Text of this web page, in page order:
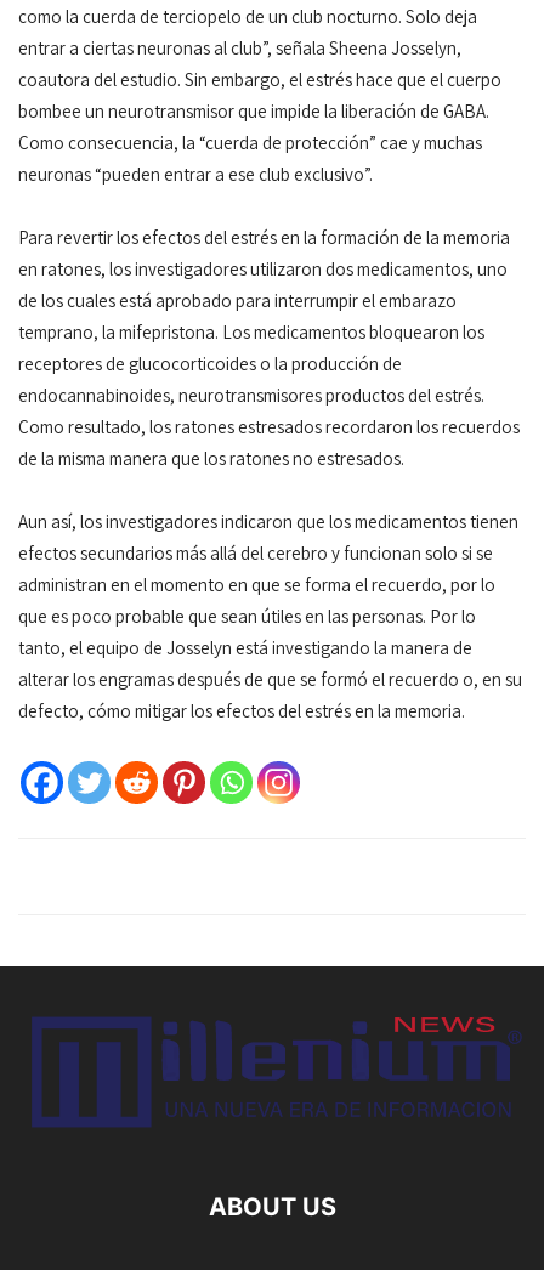
como la cuerda de terciopelo de un club nocturno. Solo deja
entrar a ciertas neuronas al club”, señala Sheena Josselyn,
coautora del estudio. Sin embargo, el estrés hace que el cuerpo
bombee un neurotransmisor que impide la liberación de GABA.
Como consecuencia, la “cuerda de protección” cae y muchas
neuronas “pueden entrar a ese club exclusivo”.
Para revertir los efectos del estrés en la formación de la memoria
en ratones, los investigadores utilizaron dos medicamentos, uno
de los cuales está aprobado para interrumpir el embarazo
temprano, la mifepristona. Los medicamentos bloquearon los
receptores de glucocorticoides o la producción de
endocannabinoides, neurotransmisores productos del estrés.
Como resultado, los ratones estresados recordaron los recuerdos
de la misma manera que los ratones no estresados.
Aun así, los investigadores indicaron que los medicamentos tienen
efectos secundarios más allá del cerebro y funcionan solo si se
administran en el momento en que se forma el recuerdo, por lo
que es poco probable que sean útiles en las personas. Por lo
tanto, el equipo de Josselyn está investigando la manera de
alterar los engramas después de que se formó el recuerdo o, en su
defecto, cómo mitigar los efectos del estrés en la memoria.
ABOUT US